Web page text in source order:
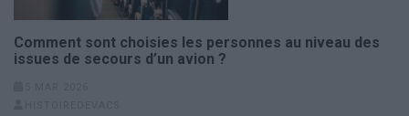
Comment sont choisies les personnes au niveau des
issues de secours d’un avion ?